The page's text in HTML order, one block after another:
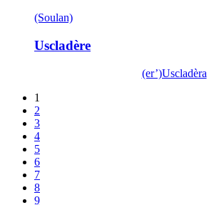
(Soulan)
Uscladère
(er’)Uscladèra
1
2
3
4
5
6
7
8
9